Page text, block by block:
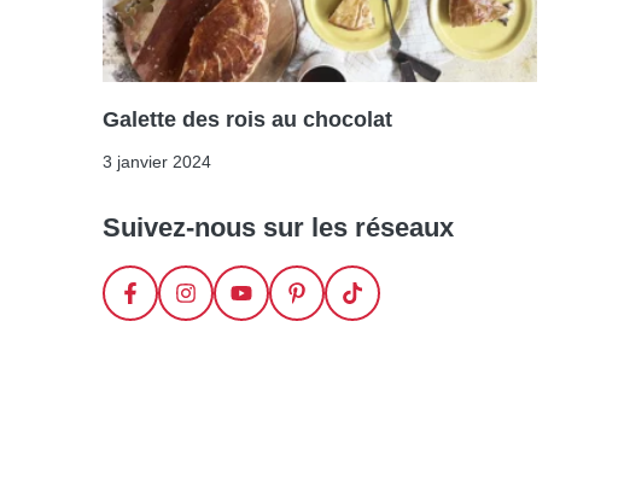
Galette des rois au chocolat
3 janvier 2024
Suivez-nous sur les réseaux